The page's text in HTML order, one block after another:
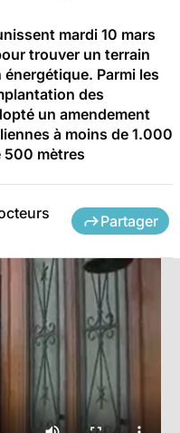
mardi 10 mars
trouver un terrain
Parmi les
des
un amendement
à moins de 1.000
500 mètres
Partager